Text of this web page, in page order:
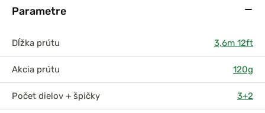
Parametre
Dĺžka prútu 3,6m 12ft
Akcia prútu 120g
Počet dielov + špičky 3+2